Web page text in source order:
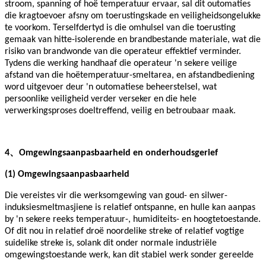
stroom, spanning of hoë temperatuur ervaar, sal dit outomaties
die kragtoevoer afsny om toerustingskade en veiligheidsongelukke
te voorkom. Terselfdertyd is die omhulsel van die toerusting
gemaak van hitte-isolerende en brandbestande materiale, wat die
risiko van brandwonde van die operateur effektief verminder.
Tydens die werking handhaaf die operateur 'n sekere veilige
afstand van die hoëtemperatuur-smeltarea, en afstandbediening
word uitgevoer deur 'n outomatiese beheerstelsel, wat
persoonlike veiligheid verder verseker en die hele
verwerkingsproses doeltreffend, veilig en betroubaar maak.
4、 Omgewingsaanpasbaarheid en onderhoudsgerief
(1) Omgewingsaanpasbaarheid
Die vereistes vir die werksomgewing van goud- en silwer-
induksiesmeltmasjiene is relatief ontspanne, en hulle kan aanpas
by 'n sekere reeks temperatuur-, humiditeits- en hoogtetoestande.
Of dit nou in relatief droë noordelike streke of relatief vogtige
suidelike streke is, solank dit onder normale industriële
omgewingstoestande werk, kan dit stabiel werk sonder gereelde